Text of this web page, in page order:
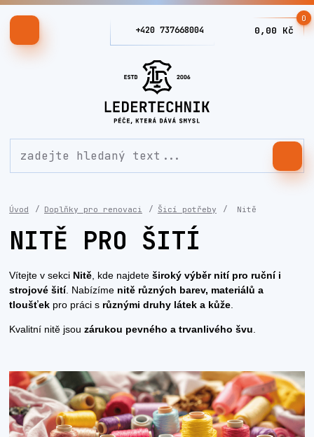
+420 737668004
0
0,00 Kč
Úvod Doplňky pro renovaci Šicí potřeby Nitě
NITĚ PRO ŠITÍ
Vítejte v sekci Nitě , kde najdeteširoký výběr nití pro ruční i
strojové šití. Nabízíme nitě různých barev, materiálů a
tloušťek pro práci s různými druhy látek a kůže
Kvalitní nitě jsouzárukou pevného a trvanlivého švu